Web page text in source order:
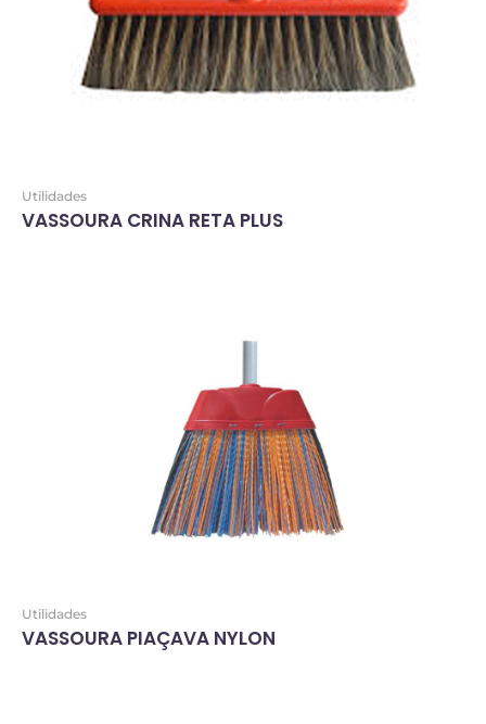
Utilidades
VASSOURA CRINA RETA PLUS
Utilidades
VASSOURA PIAÇAVA NYLON